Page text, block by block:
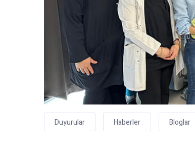
Duyurular Haberler Bloglar